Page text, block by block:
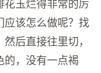
花玉烂得非常的厉
应该怎么做呢？找
后直接往里切，
的，没有一点褐